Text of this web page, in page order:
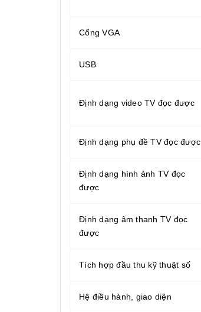
Cổng VGA
USB
Định dạng video TV đọc được
Định dạng phụ đề TV đọc được
Định dạng hình ảnh TV đọc
được
Định dạng âm thanh TV đọc
được
Tích hợp đầu thu kỹ thuật số
Hệ điều hành, giao diện